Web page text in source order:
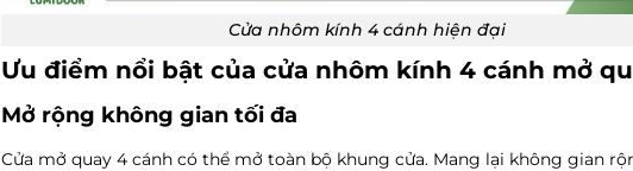
Cửa nhôm kính 4 cánh hiện đại
Ưu điểm nổi bật của cửa nhôm kính 4 cánh mở
Mở rộng không gian tối đa
Cửa mở quay 4 cánh có thể mở toàn bộ khung cửa. Mang lại không gian